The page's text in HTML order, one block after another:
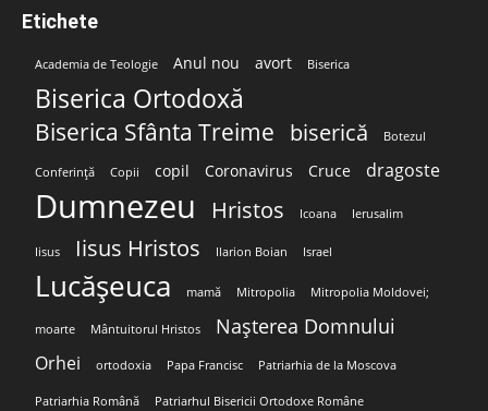
Etichete
Academia de Teologie Anul nou avort Biserica
Biserica Ortodoxă
Biserica Sfânta Treime biserică Botezul
Conferință Copii copil Coronavirus Cruce dragoste
Dumnezeu Hristos Icoana Ierusalim
Iisus Iisus Hristos Ilarion Boian Israel
Lucășeuca mamă Mitropolia Mitropolia Moldovei;
moarte Mântuitorul Hristos Nașterea Domnului
Orhei ortodoxia Papa Francisc Patriarhia de la Moscova
Patriarhia Română Patriarhul Bisericii Ortodoxe Române